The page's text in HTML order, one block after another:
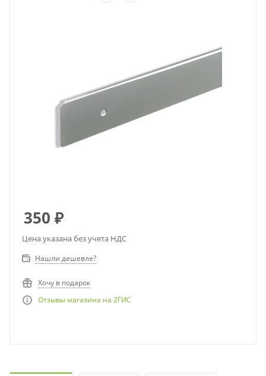
350 ₽
Цена указана без учета НДС
Нашли дешевле?
Хочу в подарок
Отзывы магазина на 2ГИС